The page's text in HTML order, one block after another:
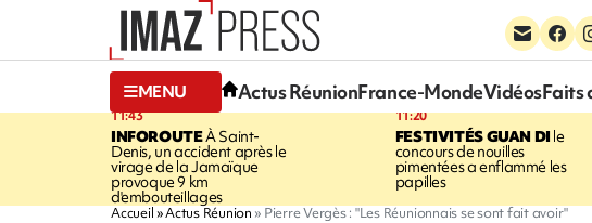
MENU Actus RéunionFrance-MondeVidéosFaits
11:43
INFOROUTEÀ Saint-
Denis, un accident après le
virage de la Jamaïque
provoque 9 km
d'embouteillages
11:20
FESTIVITÉSGUAN DIle
concours de nouilles
pimentées a enflammé les
papilles
Accueil Actus Réunion Pierre Vergès : "Les Réunionnais se sont fait avoir"